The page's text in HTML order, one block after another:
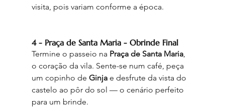
visita, pois variam conforme a época.
4 - Praça de Santa Maria - Obrinde Final
Termine o passeio na Praça de Santa Maria,
o coração da vila. Sente-se num café, peça
um copinho de Ginja e desfrute da vista do
castelo ao pôr do sol — o cenário perfeito
para um brinde.